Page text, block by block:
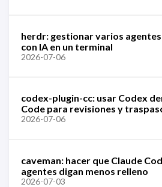
herdr: gestionar varios
con IA en un terminal
2026-07-06
codex-plugin-cc: usar Codex
Code para revisiones y
2026-07-06
caveman: hacer que Claude
agentes digan menos relleno
2026-07-03